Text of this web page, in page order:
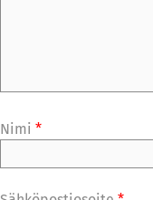
Nimi *